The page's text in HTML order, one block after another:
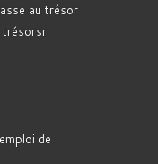
au trésor
trésorsr
de